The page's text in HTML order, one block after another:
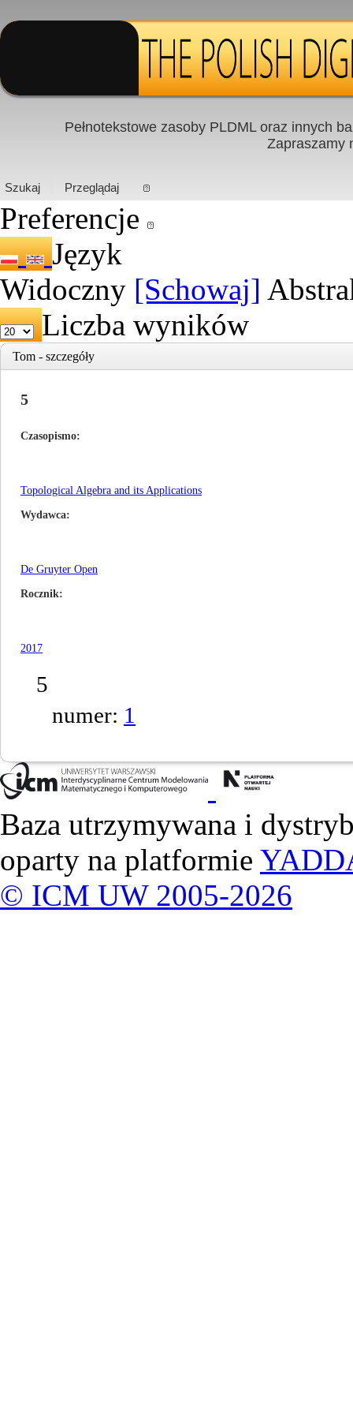
Pełnotekstowe zasoby PLDML oraz innych
Zapraszamy
Szukaj Przeglądaj
Preferencje
Język
Widoczny [Schowaj]
Liczba wyników
Tom - szczegóły
5
Czasopismo
Topological Algebra and its Applications
Wydawca
De Gruyter Open
Rocznik
2017
5
numer: 1
Baza utrzymywana i
oparty na platformie
© ICM UW 2005-2026